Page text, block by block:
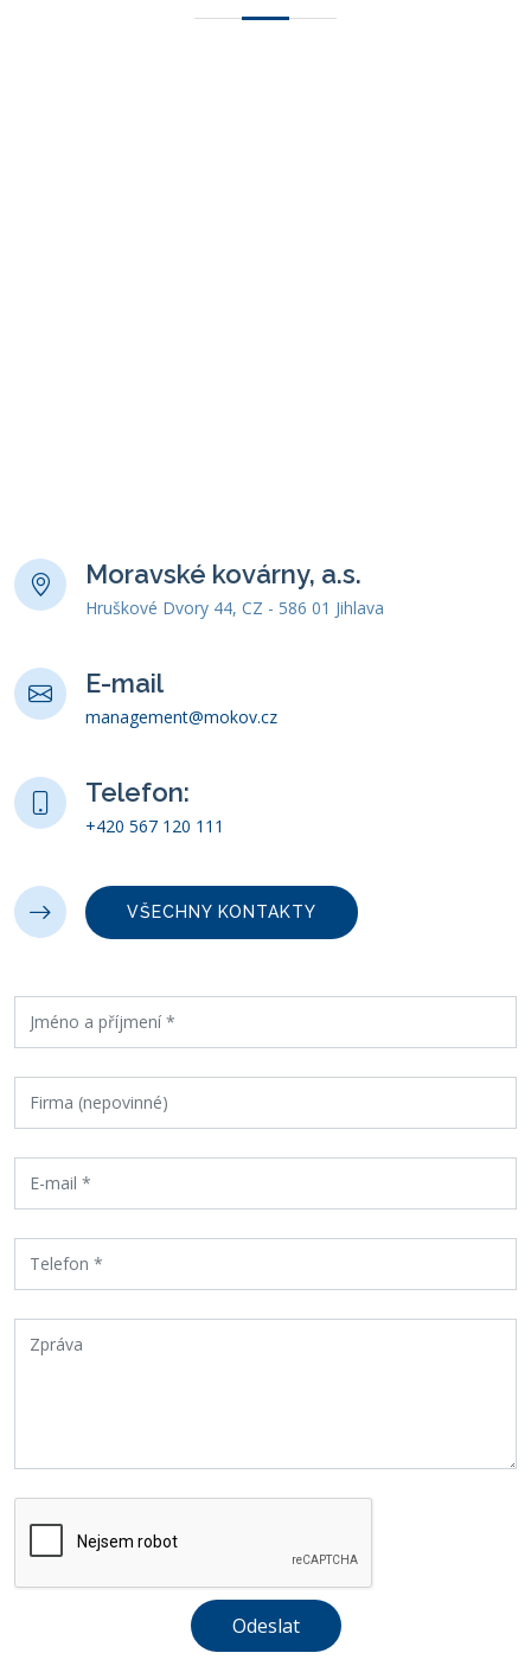
Moravské kovárny, a.s.
Hruškové Dvory 44, CZ - 586 01 Jihlava
E-mail
management@mokov.cz
Telefon:
+420 567 120 111
VŠECHNY KONTAKTY
Odeslat